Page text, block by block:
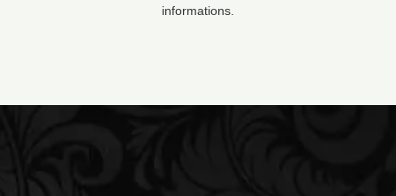
informations.